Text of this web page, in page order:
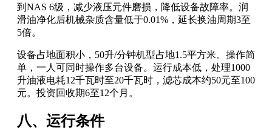
到NAS 6级，减少液压元件磨损，降低设备故障率。润
滑油净化后机械杂质含量低于0.01%，延长换油周期3至
5倍。
设备占地面积小，50升/分钟机型占地1.5平方米。操作简
单，一人可同时操作多台设备。运行成本低，处理1000
升油液电耗12千瓦时至20千瓦时，滤芯成本约50元至100
元。投资回收期6至12个月。
八、运行条件